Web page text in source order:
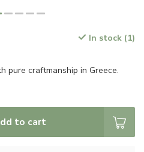
In stock (1)
pure craftmanship in Greece.
to cart